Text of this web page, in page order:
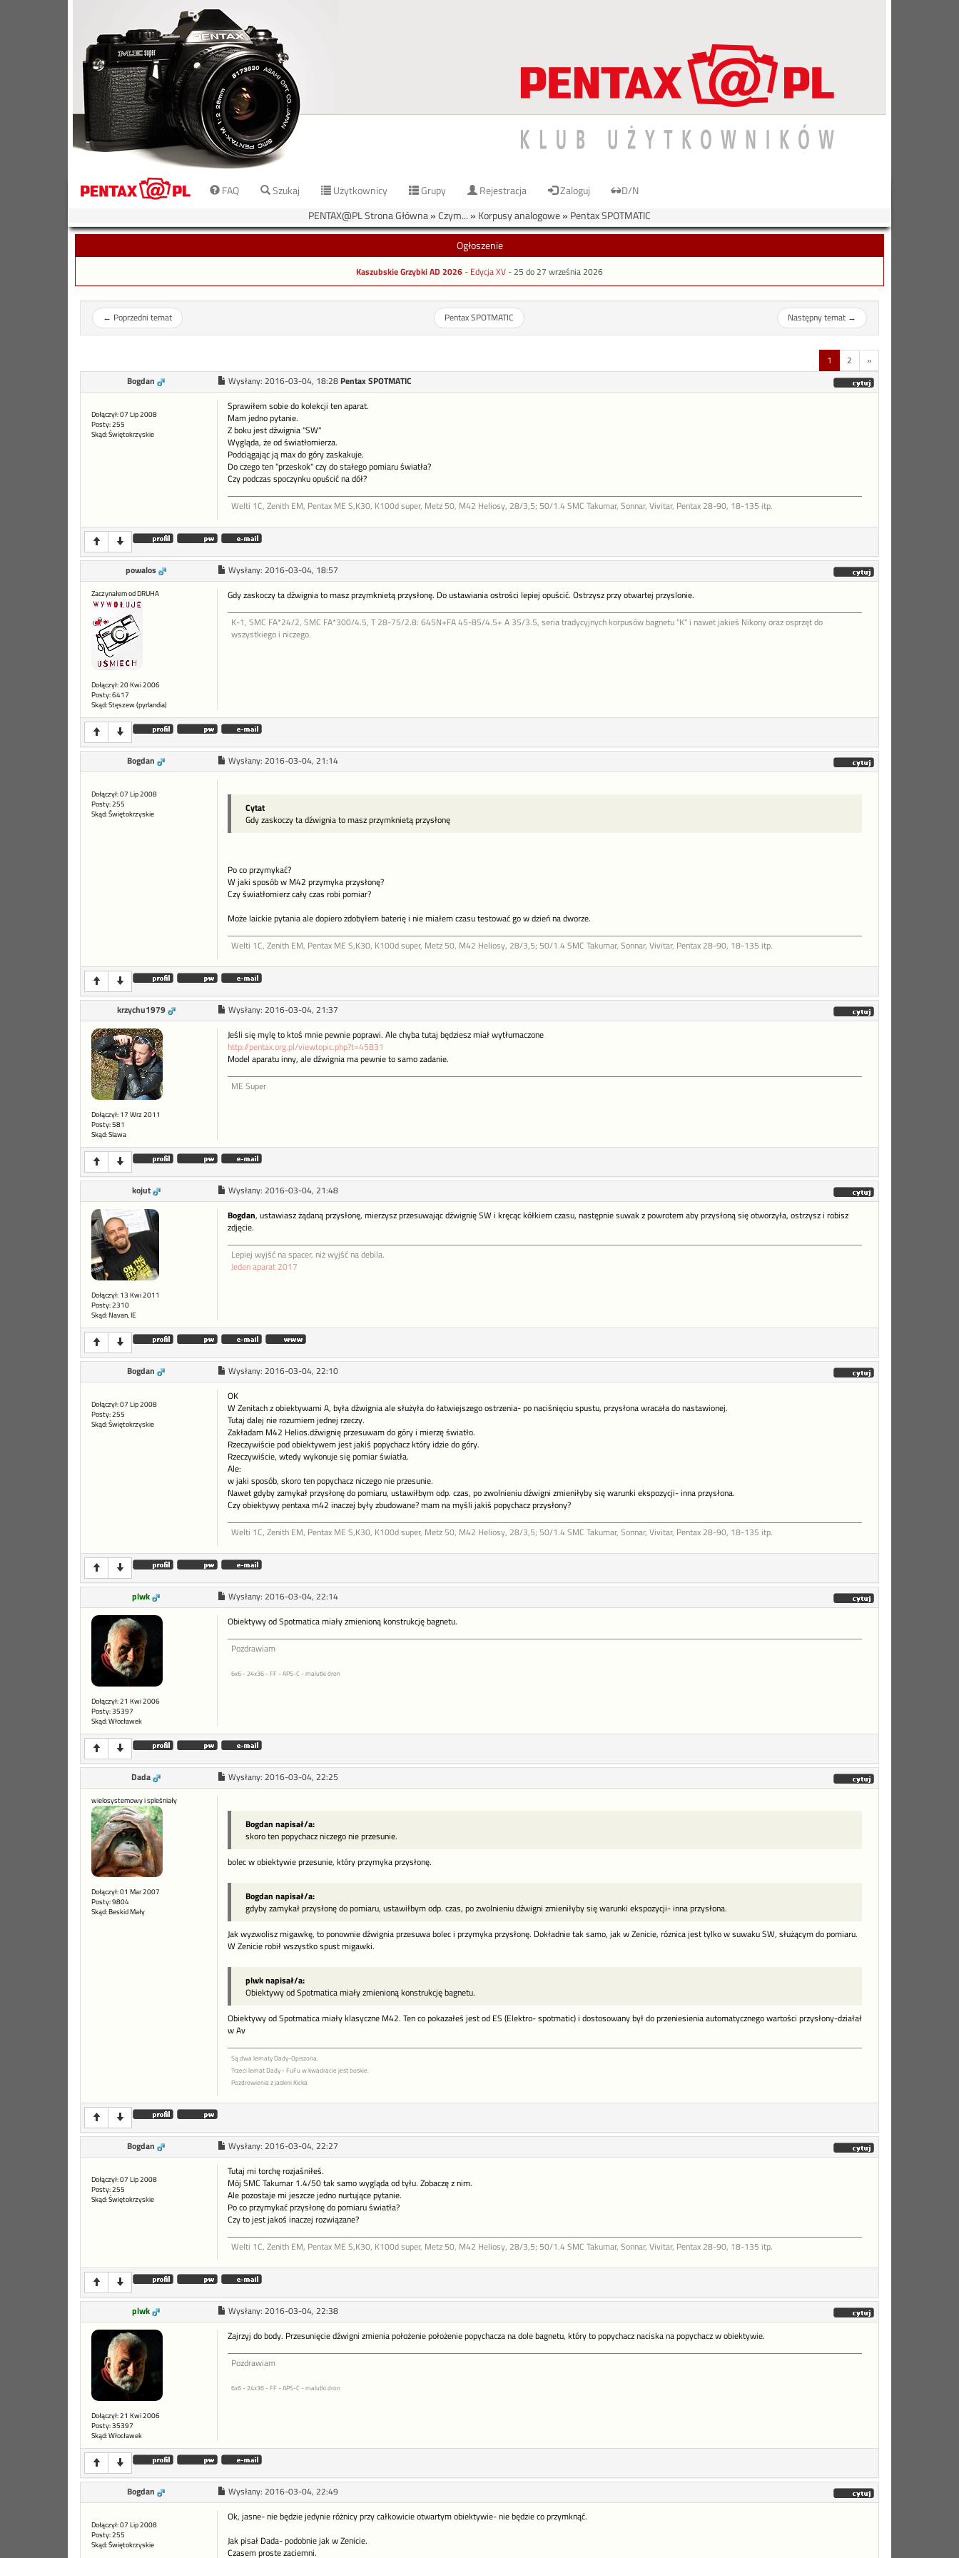
FAQ Szukaj Użytkownicy Grupy Rejestracja Zaloguj
D/N
PENTAX@PL Strona Główna»Czym... » Korpusy analogowe» Pentax SPOTMATIC
Ogłoszenie
Kaszubskie Grzybki AD 2026- Edycja XV -25 do 27 września 2026
← Poprzedni temat Pentax SPOTMATIC Następny temat→
1 2 »
Bogdan Wysłany: 2016-03-04, 18:28 Pentax SPOTMATIC
Dołączył: 07 Lip 2008
Posty: 255
Skąd: Świętokrzyskie
Sprawiłem sobie do kolekcji ten aparat.
Mam jedno pytanie.
Z boku jest dźwignia "SW"
Wygląda, że od światłomierza.
Podciągając ją max do góry zaskakuje.
Do czego ten "przeskok" czy do stałego pomiaru światła?
Czy podczas spoczynku opuścić na dół?
Welti 1C, Zenith EM, Pentax ME S,K30, K100d super, Metz 50, M42 Heliosy, 28/3,5; 50/1.4 SMC Takumar, Sonnar, Vivitar, Pentax 28-90, 18-135 itp.
powalos Wysłany: 2016-03-04, 18:57
Zaczynałem od DRUHA
Dołączył: 20 Kwi 2006
Posty: 6417
Skąd: Stęszew (pyrlandia)
Gdy zaskoczy ta dźwignia to masz przymknietą przysłonę. Do ustawiania ostrości lepiej opuścić. Ostrzysz przy otwartej przyslonie.
K-1, SMC FA*24/2, SMC FA*300/4.5, T 28-75/2.8: 645N+FA 45-85/4.5+ A 35/3.5, seria tradycyjnych korpusów bagnetu "K" i nawet jakieś Nikony oraz osprzęt do
wszystkiego i niczego.
Bogdan Wysłany: 2016-03-04, 21:14
Dołączył: 07 Lip 2008
Posty: 255
Skąd: Świętokrzyskie
Cytat
Gdy zaskoczy ta dźwignia to masz przymknietą przysłonę
Po co przymykać?
W jaki sposób w M42 przymyka przysłonę?
Czy światłomierz cały czas robi pomiar?
Może laickie pytania ale dopiero zdobyłem baterię i nie miałem czasu testować go w dzień na dworze.
Welti 1C, Zenith EM, Pentax ME S,K30, K100d super, Metz 50, M42 Heliosy, 28/3,5; 50/1.4 SMC Takumar, Sonnar, Vivitar, Pentax 28-90, 18-135 itp.
krzychu1979 Wysłany: 2016-03-04, 21:37
Dołączył: 17 Wrz 2011
Posty: 581
Skąd: Slawa
Jeśli się mylę to ktoś mnie pewnie poprawi. Ale chyba tutaj będziesz miał wytłumaczone
http://pentax.org.pl/viewtopic.php?t=45831
Model aparatu inny, ale dźwignia ma pewnie to samo zadanie.
ME Super
kojut Wysłany: 2016-03-04, 21:48
Dołączył: 13 Kwi 2011
Posty: 2310
Skąd: Navan, IE
Bogdan, ustawiasz żądaną przysłonę, mierzysz przesuwając dźwignię SW i kręcąc kółkiem czasu, następnie suwak z powrotem aby przysłoną się otworzyła, ostrzysz i robisz
zdjęcie.
Lepiej wyjść na spacer, niż wyjść na debila.
Jeden aparat 2017
Bogdan Wysłany: 2016-03-04, 22:10
Dołączył: 07 Lip 2008
Posty: 255
Skąd: Świętokrzyskie
OK
W Zenitach z obiektywami A, była dźwignia ale służyła do łatwiejszego ostrzenia- po naciśnięciu spustu, przysłona wracała do nastawionej.
Tutaj dalej nie rozumiem jednej rzeczy.
Zakładam M42 Helios.dźwignię przesuwam do góry i mierzę światło.
Rzeczywiście pod obiektywem jest jakiś popychacz który idzie do góry.
Rzeczywiście, wtedy wykonuje się pomiar światła.
Ale:
w jaki sposób, skoro ten popychacz niczego nie przesunie.
Nawet gdyby zamykał przysłonę do pomiaru, ustawiłbym odp. czas, po zwolnieniu dźwigni zmieniłyby się warunki ekspozycji- inna przysłona.
Czy obiektywy pentaxa m42 inaczej były zbudowane? mam na myśli jakiś popychacz przysłony?
Welti 1C, Zenith EM, Pentax ME S,K30, K100d super, Metz 50, M42 Heliosy, 28/3,5; 50/1.4 SMC Takumar, Sonnar, Vivitar, Pentax 28-90, 18-135 itp.
plwk Wysłany: 2016-03-04, 22:14
Dołączył: 21 Kwi 2006
Posty: 35397
Skąd: Włocławek
Obiektywy od Spotmatica miały zmienioną konstrukcję bagnetu.
Pozdrawiam
6x6 - 24x36 - FF - APS-C - malutki dron
Dada Wysłany: 2016-03-04, 22:25
wielosystemowy i spleśniały
Dołączył: 01 Mar 2007
Posty: 9804
Skąd: Beskid Mały
Bogdan napisał/a:
skoro ten popychacz niczego nie przesunie.
bolec w obiektywie przesunie, który przymyka przysłonę.
Bogdan napisał/a:
gdyby zamykał przysłonę do pomiaru, ustawiłbym odp. czas, po zwolnieniu dźwigni zmieniłyby się warunki ekspozycji- inna przysłona.
Jak wyzwolisz migawkę, to ponownie dźwignia przesuwa bolec i przymyka przysłonę. Dokładnie tak samo, jak w Zenicie, róznica jest tylko w suwaku SW, służącym do pomiaru.
W Zenicie robił wszystko spust migawki.
plwk napisał/a:
Obiektywy od Spotmatica miały zmienioną konstrukcję bagnetu.
Obiektywy od Spotmatica miały klasyczne M42. Ten co pokazałeś jest od ES (Elektro- spotmatic) i dostosowany był do przeniesienia automatycznego wartości przysłony-działał
w Av
Są dwa lematy Dady-Opiszona.
Trzeci lemat Dady - FuFu w kwadracie jest boskie.
Pozdrowienia z jaskini Kicka
Bogdan Wysłany: 2016-03-04, 22:27
Dołączył: 07 Lip 2008
Posty: 255
Skąd: Świętokrzyskie
Tutaj mi torchę rozjaśniłeś.
Mój SMC Takumar 1.4/50 tak samo wygląda od tyłu. Zobaczę z nim.
Ale pozostaje mi jeszcze jedno nurtujące pytanie.
Po co przymykać przysłonę do pomiaru światła?
Czy to jest jakoś inaczej rozwiązane?
Welti 1C, Zenith EM, Pentax ME S,K30, K100d super, Metz 50, M42 Heliosy, 28/3,5; 50/1.4 SMC Takumar, Sonnar, Vivitar, Pentax 28-90, 18-135 itp.
plwk Wysłany: 2016-03-04, 22:38
Dołączył: 21 Kwi 2006
Posty: 35397
Skąd: Włocławek
Zajrzyj do body. Przesunięcie dźwigni zmienia położenie położenie popychacza na dole bagnetu, który to popychacz naciska na popychacz w obiektywie.
Pozdrawiam
6x6 - 24x36 - FF - APS-C - malutki dron
Bogdan Wysłany: 2016-03-04, 22:49
Dołączył: 07 Lip 2008
Posty: 255
Skąd: Świętokrzyskie
Ok, jasne- nie będzie jedynie różnicy przy całkowicie otwartym obiektywie- nie będzie co przymknąć.
Jak pisał Dada- podobnie jak w Zenicie.
Czasem proste zaciemni.